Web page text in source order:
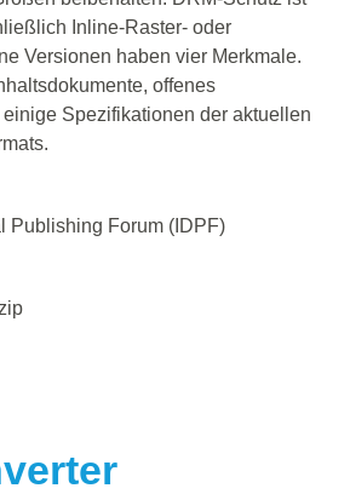
Inline-Raster- oder
Versionen haben vier Merkmale.
offenes
Spezifikationen der aktuellen
Publishing Forum (IDPF)